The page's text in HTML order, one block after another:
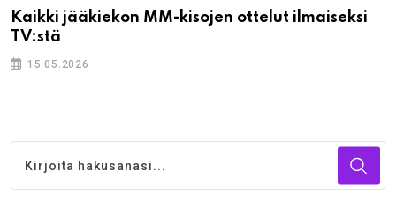
Kaikki jääkiekon MM-kisojen ottelut ilmaiseksi
TV:stä
15.05.2026